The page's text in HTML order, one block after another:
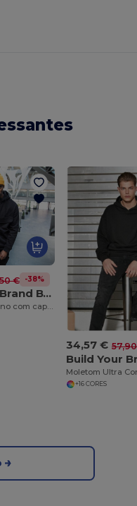
€ -38%
Build Your Brand BY098
Suéter masculino com capuz
34,57 €
+16 CORES